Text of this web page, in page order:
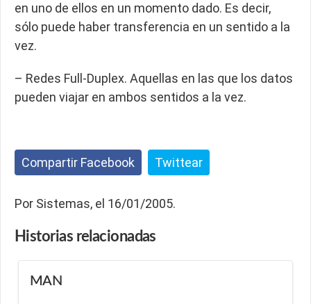
en uno de ellos en un momento dado. Es decir,
sólo puede haber transferencia en un sentido a la
vez.
– Redes Full-Duplex. Aquellas en las que los datos
pueden viajar en ambos sentidos a la vez.
Compartir Facebook Twittear
Por Sistemas, el 16/01/2005.
Historias relacionadas
MAN